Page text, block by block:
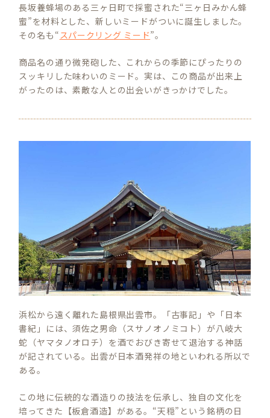
長坂養蜂場のある三ヶ日町で採蜜された“三ヶ日みかん蜂
蜜”を材料とした、新しいミードがついに誕生しました。
その名も“ スパークリング ミード”。
商品名の通り微発砲した、これからの季節にぴったりの
スッキリした味わいのミード。実は、この商品が出来上
がったのは、素敵な人との出会いがきっかけでした。
浜松から遠く離れた島根県出雲市。「古事記」や「日本
書紀」には、須佐之男命（スサノオノミコト）が八岐大
蛇（ヤマタノオロチ）を酒でおびき寄せて退治する神話
が記されている。出雲が日本酒発祥の地といわれる所以で
ある。
この地に伝統的な酒造りの技法を伝承し、独自の文化を
培ってきた【板倉酒造】がある。“天穏”という銘柄の日